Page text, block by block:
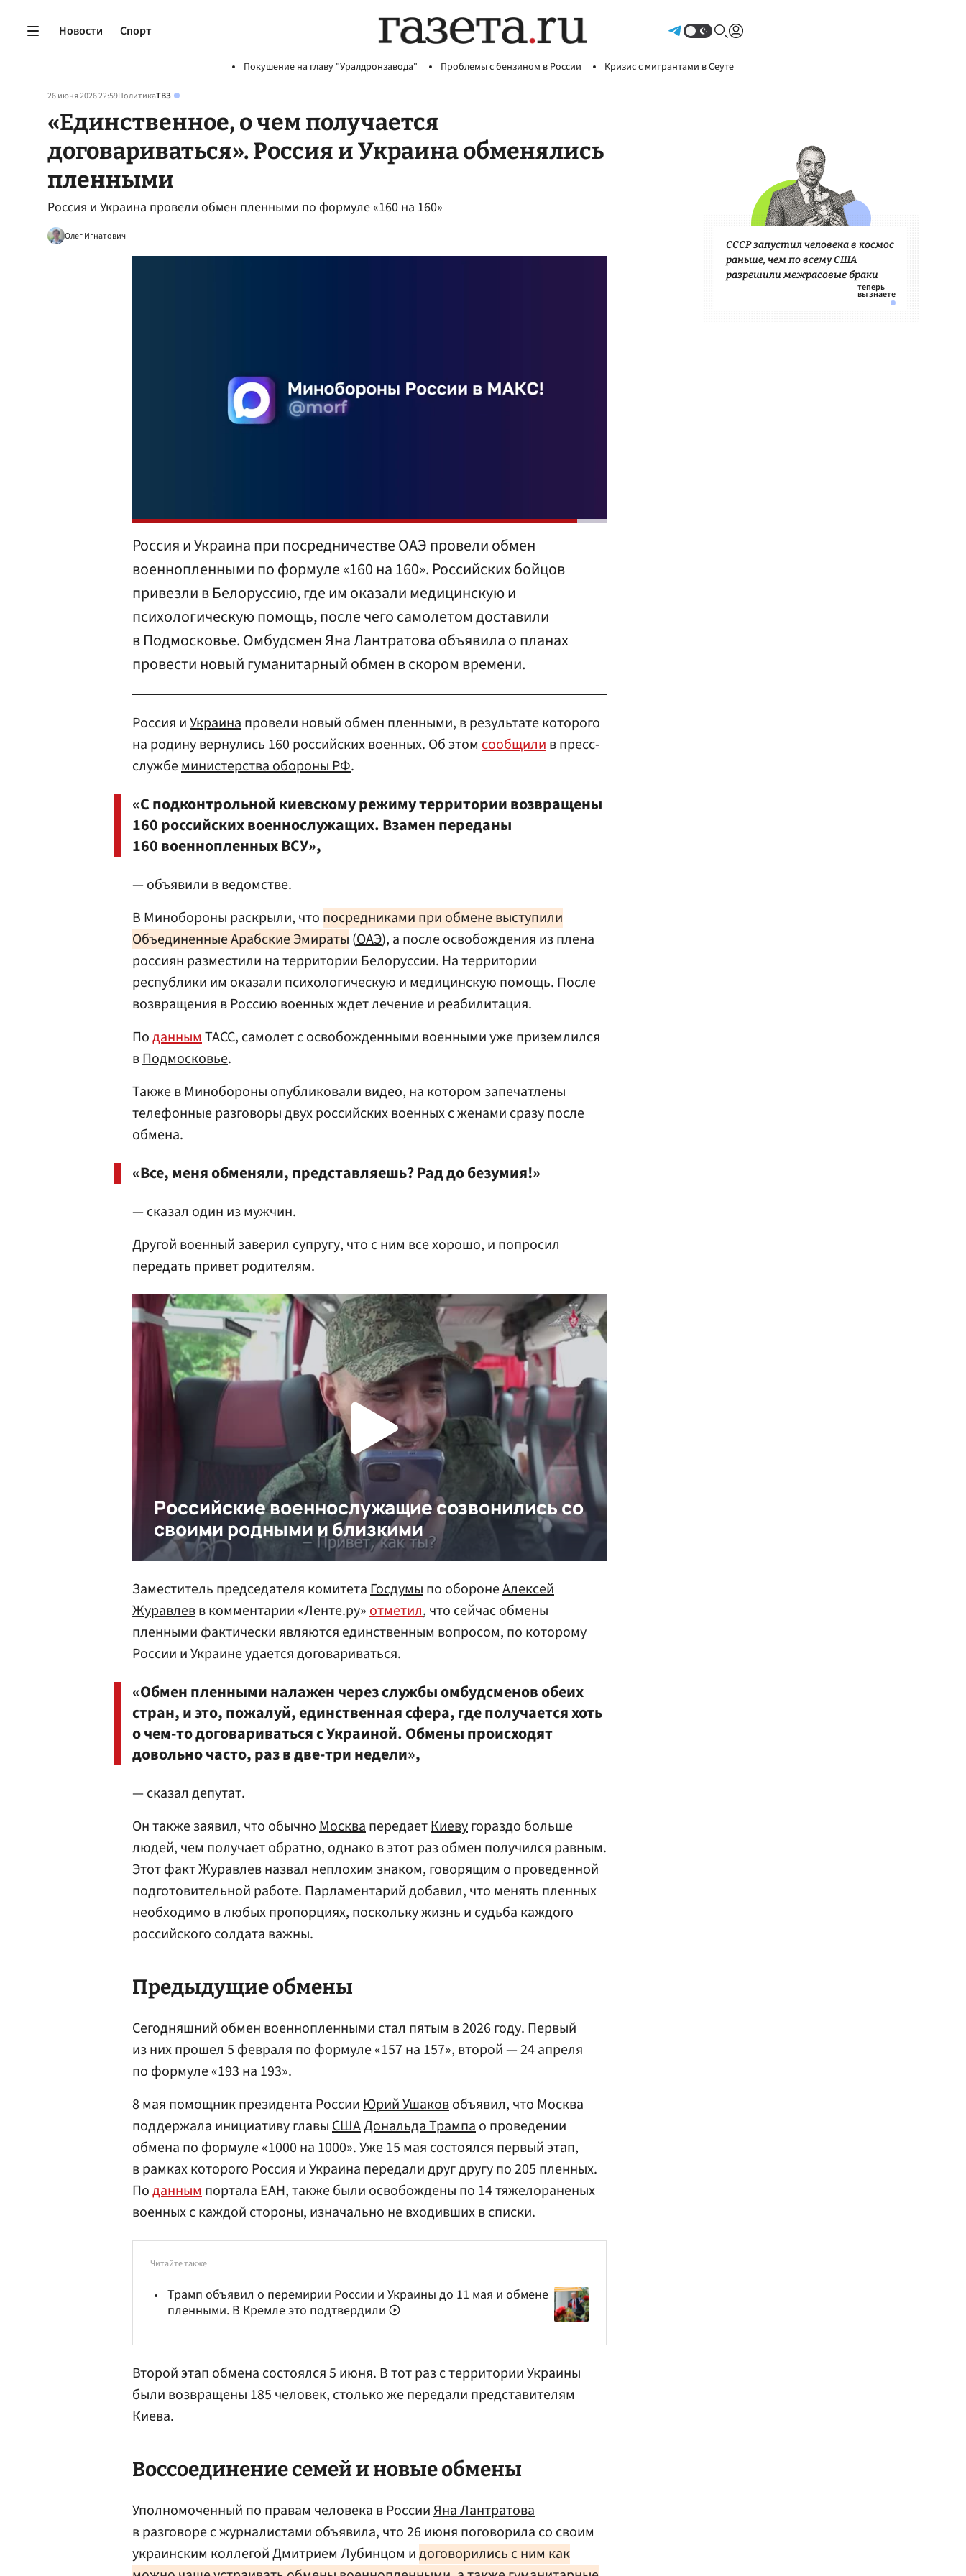
Новости Спорт
Покушение на главу "Уралдронзавода" Проблемы с бензином в России Кризис с мигрантами в Сеуте
26 июня 2026 22:59ПолитикаТВЗ
«Единственное, о чем получается
договариваться». Россия и Украина обменялись
пленными
Россия и Украина провели обмен пленными по формуле «160 на 160»
Олег Игнатович
Россия и Украина при посредничестве ОАЭ провели обмен
военнопленными по формуле «160 на 160». Российских бойцов
привезли в Белоруссию, где им оказали медицинскую и
психологическую помощь, после чего самолетом доставили
в Подмосковье. Омбудсмен Яна Лантратова объявила о планах
провести новый гуманитарный обмен в скором времени.
Россия иУкраинапровели новый обмен пленными, в результате которого
на родину вернулись 160 российских военных. Об этом сообщилив пресс-
службеминистерства обороны РФ.
«С подконтрольной киевскому режиму территории возвращены
160 российских военнослужащих. Взамен переданы
160 военнопленных ВСУ»,
— объявили в ведомстве.
В Минобороны раскрыли, что посредниками при обмене выступили
Объединенные Арабские Эмираты (ОАЭ), а после освобождения из плена
россиян разместили на территории Белоруссии. На территории
республики им оказали психологическую и медицинскую помощь. После
возвращения в Россию военных ждет лечение и реабилитация.
ПоданнымТАСС, самолет с освобожденными военными уже приземлился
вПодмосковье.
Также в Минобороны опубликовали видео, на котором запечатлены
телефонные разговоры двух российских военных с женами сразу после
обмена.
«Все, меня обменяли, представляешь? Рад до безумия!»
— сказал один из мужчин.
Другой военный заверил супругу, что с ним все хорошо, и попросил
передать привет родителям.
Заместитель председателя комитетаГосдумыпо оборонеАлексей
Журавлевв комментарии «Ленте.ру»отметил, что сейчас обмены
пленными фактически являются единственным вопросом, по которому
России и Украине удается договариваться.
«Обмен пленными налажен через службы омбудсменов обеих
стран, и это, пожалуй, единственная сфера, где получается хоть
о чем-то договариваться с Украиной. Обмены происходят
довольно часто, раз в две-три недели»,
— сказал депутат.
Он также заявил, что обычноМосквапередаетКиевугораздо больше
людей, чем получает обратно, однако в этот раз обмен получился равным.
Этот факт Журавлев назвал неплохим знаком, говорящим о проведенной
подготовительной работе. Парламентарий добавил, что менять пленных
необходимо в любых пропорциях, поскольку жизнь и судьба каждого
российского солдата важны.
Предыдущие обмены
Сегодняшний обмен военнопленными стал пятым в 2026 году. Первый
из них прошел 5 февраля по формуле «157 на 157», второй — 24 апреля
по формуле «193 на 193».
8 мая помощник президента РоссииЮрий Ушаковобъявил, что Москва
поддержала инициативу главыСШАДональда Трампао проведении
обмена по формуле «1000 на 1000». Уже 15 мая состоялся первый этап,
в рамках которого Россия и Украина передали друг другу по 205 пленных.
Поданнымпортала ЕАН, также были освобождены по 14 тяжелораненых
военных с каждой стороны, изначально не входивших в списки.
Читайте также
Трамп объявил о перемирии России и Украины до 11 мая и обмене
пленными. В Кремле это подтвердили
Второй этап обмена состоялся 5 июня. В тот раз с территории Украины
были возвращены 185 человек, столько же передали представителям
Киева.
Воссоединение семей и новые обмены
Уполномоченный по правам человека в РоссииЯна Лантратова
в разговоре с журналистами объявила, что 26 июня поговорила со своим
украинским коллегой Дмитрием Лубинцом идоговорились с ним как
СССР запустил человека в космос
раньше, чем по всему США
разрешили межрасовые браки